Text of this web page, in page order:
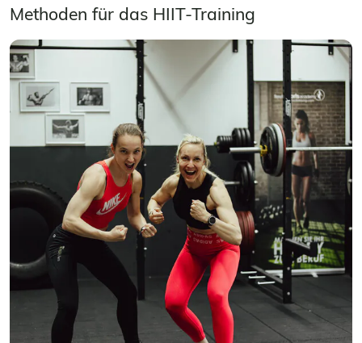
Methoden für das HIIT-Training